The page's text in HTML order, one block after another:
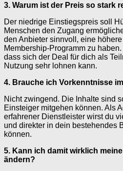
3. Warum ist der Preis so stark
Der niedrige Einstiegspreis soll
Menschen den Zugang
den Anbieter sinnvoll, eine
Membership-Programm zu
dass sich der Deal für dich als
Nutzung sehr lohnen kann.
4. Brauche ich Vorkenntnisse
Nicht zwingend. Die Inhalte sind
Einsteiger mitgehen können. Als
erfahrener Dienstleister wirst du
und direkter in dein bestehendes
können.
5. Kann ich damit wirklich
ändern?